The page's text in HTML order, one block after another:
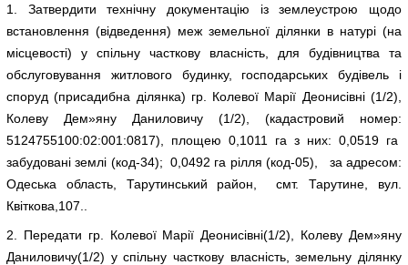
1. Затвердити технічну документацію із землеустрою щодо
встановлення (відведення) меж земельної ділянки в натурі (на
місцевості) у спільну часткову власність, для будівництва та
обслуговування житлового будинку, господарських будівель і
споруд (присадибна ділянка) гр. Колевої Марії Деонисівні (1/2),
Колеву Дем»яну Даниловичу (1/2), (кадастровий номер:
5124755100:02:001:0817), площею 0,1011 га з них: 0,0519 га
забудовані землі (код-34); 0,0492 га рілля (код-05), за адресом:
Одеська область, Тарутинський район, смт. Тарутине, вул.
Квіткова,107..
2. Передати гр. Колевої Марії Деонисівні(1/2), Колеву Дем»яну
Даниловичу(1/2) у спільну часткову власність, земельну ділянку